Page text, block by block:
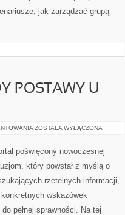
jak zarządzać grupą
POSTAWY U
BIOMECHANIKA
WADY
POSTAWY
DZIECI
MŁODZIEŻY
ZOSTAŁA WYŁĄCZONA
poświęcony nowoczesnej
który powstał z myślą o
rzetelnych informacji,
wskazówek
pełnej sprawności. Na tej